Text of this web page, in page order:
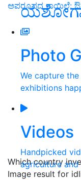
Photo
We capture
exhibitions
Videos
Handpicked
agriculture
ಅಪರೂಪದ ಕಾಯಿಲೆ:
Which country
Image result for